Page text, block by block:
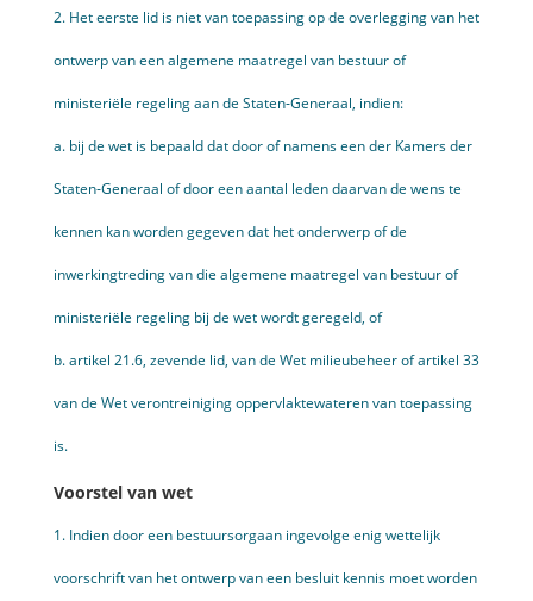
2. Het eerste lid is niet van toepassing op de overlegging van het
ontwerp van een algemene maatregel van bestuur of
ministeriële regeling aan de Staten‑Generaal, indien:
a. bij de wet is bepaald dat door of namens een der Kamers der
Staten‑Generaal of door een aantal leden daarvan de wens te
kennen kan worden gegeven dat het onderwerp of de
inwerkingtreding van die algemene maatregel van bestuur of
ministeriële regeling bij de wet wordt geregeld, of
b. artikel 21.6, zevende lid, van de Wet milieubeheer of artikel 33
van de Wet verontreiniging oppervlaktewateren van toepassing
is.
Voorstel van wet
1. Indien door een bestuursorgaan ingevolge enig wettelijk
voorschrift van het ontwerp van een besluit kennis moet worden